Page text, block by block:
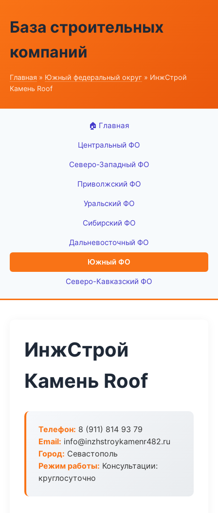
База строительных
компаний
Главная » Южный федеральный округ » ИнжСтрой
Камень Roof
🏠 Главная
Центральный ФО
Северо-Западный ФО
Приволжский ФО
Уральский ФО
Сибирский ФО
Дальневосточный ФО
Южный ФО
Северо-Кавказский ФО
ИнжСтрой
Камень Roof
Телефон: 8 (911) 814 93 79
Email: info@inzhstroykamenr482.ru
Город: Севастополь
Режим работы: Консультации:
круглосуточно